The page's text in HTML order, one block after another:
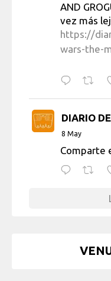
AND
vez más
https://
wars-the-
DIARIO
8 May
Comparte